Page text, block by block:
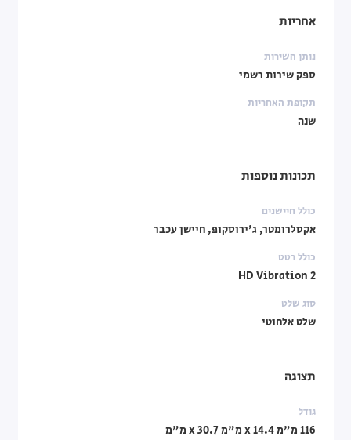
אחריות
נותן השירות
ספק שירות רשמי
תקופת האחריות
שנה
תכונות נוספות
כולל חיישנים
אקסלרומטר, ג'ירוסקופ, חיישן עכבר
כולל רטט
HD Vibration 2
סוג שלט
שלט אלחוטי
תצוגה
גודל
116 מ"מ x 14.4 מ"מ x 30.7 מ"מ